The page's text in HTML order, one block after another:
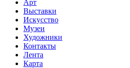
Арт
Выставки
Искусство
Музеи
Художники
Контакты
Лента
Карта